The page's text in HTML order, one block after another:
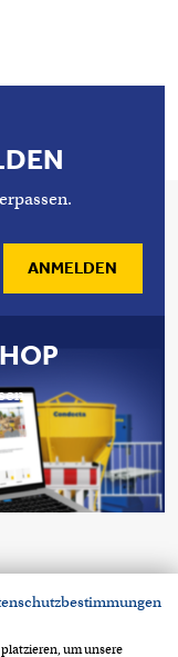
ANMELDEN
Winterthur
um unsere